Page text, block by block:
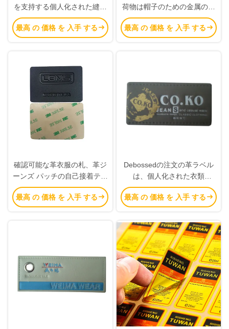
を支持する個人化された縫う
ラベルの服装の鉄
最高 の 価格 を 入手 する
荷物は帽子のための金属のロ
ゴの多目的に付けます
最高 の 価格 を 入手 する
確認可能な革衣服の札、革ジ
ーンズ パッチの自己接着テー
プ仕上げ
最高 の 価格 を 入手 する
Debossedの注文の革ラベル
は、個人化された衣類
Monogrammed分類します
最高 の 価格 を 入手 する